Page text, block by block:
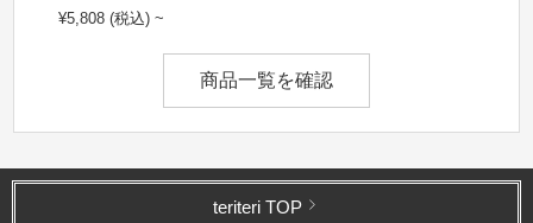
¥5,808 (税込) ~
商品一覧を確認
teriteri TOP